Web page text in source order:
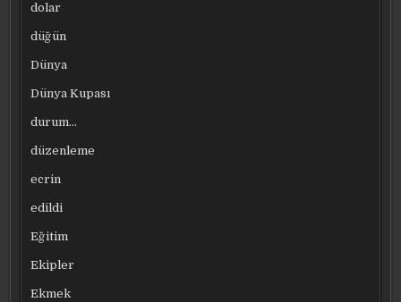
dolar
düğün
Dünya
Dünya Kupası
durum…
düzenleme
ecrin
edildi
Eğitim
Ekipler
Ekmek